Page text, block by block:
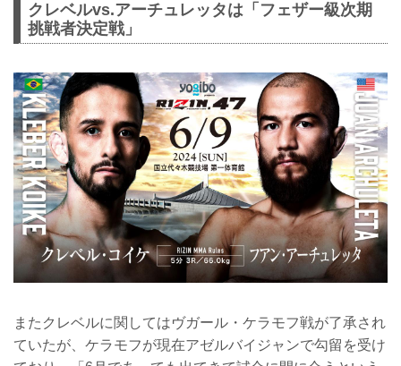
クレベルvs.アーチュレッタは「フェザー級次期
挑戦者決定戦」
またクレベルに関してはヴガール・ケラモフ戦が了承され
ていたが、ケラモフが現在アゼルバイジャンで勾留を受け